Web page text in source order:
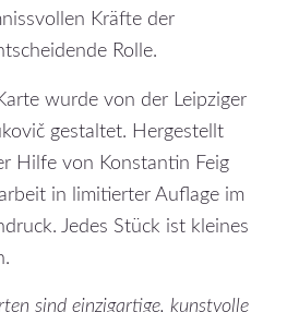
Kräfte der
Rolle.
wurde von der Leipziger
gestaltet. Hergestellt
Hilfe von Konstantin Feig
in limitierter Auflage im
Jedes Stück ist kleines
sind einzigartige, kunstvolle